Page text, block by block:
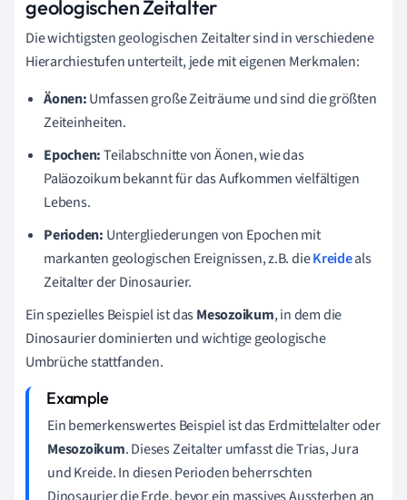
geologischen Zeitalter
Die wichtigsten geologischen Zeitalter sind in verschiedene
Hierarchiestufen unterteilt, jede mit eigenen Merkmalen:
Äonen:Umfassen große Zeiträume und sind die größten
Zeiteinheiten.
Epochen:Teilabschnitte von Äonen, wie das
Paläozoikum bekannt für das Aufkommen vielfältigen
Lebens.
Perioden: Untergliederungen von Epochen mit
markanten geologischen Ereignissen, z.B. dieKreideals
Zeitalter der Dinosaurier.
Ein spezielles Beispiel ist dasMesozoikum, in dem die
Dinosaurier dominierten und wichtige geologische
Umbrüche stattfanden.
Ein bemerkenswertes Beispiel ist das Erdmittelalter oder
Mesozoikum. Dieses Zeitalter umfasst die Trias, Jura
und Kreide. In diesen Perioden beherrschten
Dinosaurier die Erde, bevor ein massives Aussterben an